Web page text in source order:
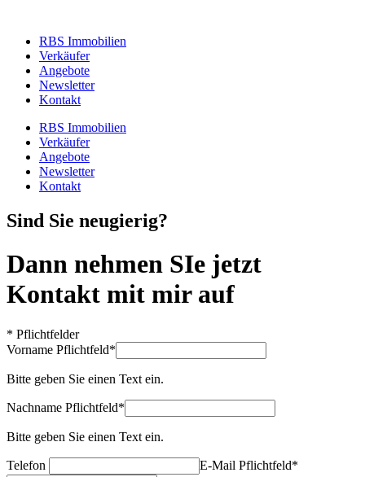
RBS Immobilien
Verkäufer
Angebote
Newsletter
Kontakt
RBS Immobilien
Verkäufer
Angebote
Newsletter
Kontakt
Sind Sie neugierig?
Dann nehmen SIe jetzt
Kontakt mit mir auf
* Pflichtfelder
Vorname Pflichtfeld*
Bitte geben Sie einen Text ein.
Nachname Pflichtfeld*
Bitte geben Sie einen Text ein.
Telefon E-Mail Pflichtfeld*